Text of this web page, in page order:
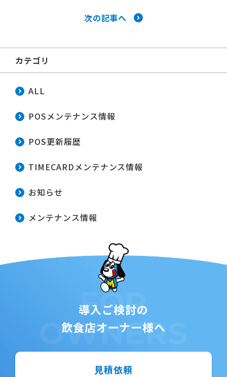
次の記事へ
カテゴリ
ALL
POSメンテナンス情報
POS更新履歴
TIMECARDメンテナンス情報
お知らせ
メンテナンス情報
導入ご検討の
飲食店オーナー様へ
FOR
OWNERS
見積依頼